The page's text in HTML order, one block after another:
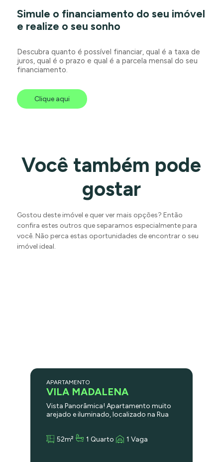
Simule o financiamento do seu imóvel
e realize o seu sonho
Descubra quanto é possível financiar, qual é a taxa de
juros, qual é o prazo e qual é a parcela mensal do seu
financiamento.
Clique aqui
Você também pode
gostar
Gostou deste imóvel e quer ver mais opções? Então
confira estes outros que separamos especialmente para
você. Não perca estas oportunidades de encontrar o seu
imóvel ideal.
APARTAMENTO
VILA MADALENA
Vista Panorâmica! Apartamento muito
arejado e iluminado, localizado na Rua
facilitar seu dia a dia! Sala agradável e
52m² 1 Quarto 1 Vaga